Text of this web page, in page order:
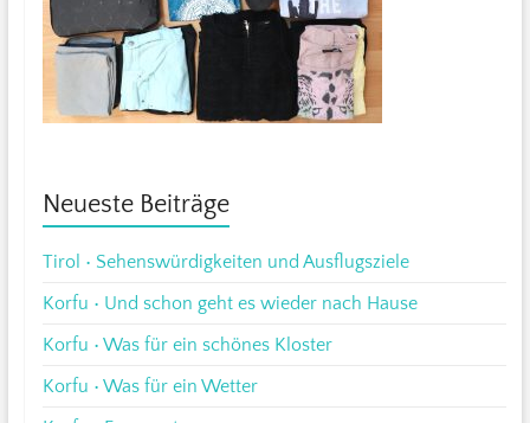
Neueste Beiträge
Tirol • Sehenswürdigkeiten und Ausflugsziele
Korfu • Und schon geht es wieder nach Hause
Korfu • Was für ein schönes Kloster
Korfu • Was für ein Wetter